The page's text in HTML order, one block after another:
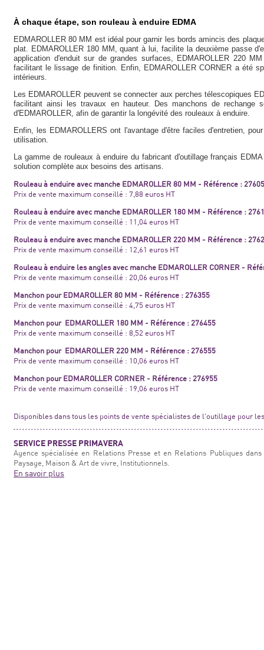
À chaque étape, son rouleau à enduire EDMA
EDMAROLLER 80 MM est idéal pour garnir les bords amincis des
plat. EDMAROLLER 180 MM, quant à lui, facilite la deuxième passe
application d'enduit sur de grandes surfaces, EDMAROLLER 220
facilitant le lissage de finition. Enfin, EDMAROLLER CORNER a été
intérieurs.
Les EDMAROLLER peuvent se connecter aux perches télescopiques
facilitant ainsi les travaux en hauteur. Des manchons de rechange
d'EDMAROLLER, afin de garantir la longévité des rouleaux à enduire.
Enfin, les EDMAROLLERS ont l'avantage d'être faciles d'entretien,
utilisation.
La gamme de rouleaux à enduire du fabricant d'outillage français
solution complète aux besoins des artisans.
Rouleau à enduire avec manche EDMAROLLER 80 MM - Référence :
Prix de vente maximum conseillé : 7,88 euros HT
Rouleau à enduire avec manche EDMAROLLER 180 MM - Référence :
Prix de vente maximum conseillé : 11,04 euros HT
Rouleau à enduire avec manche EDMAROLLER 220 MM - Référence :
Prix de vente maximum conseillé : 12,61 euros HT
Rouleau à enduire les angles avec manche EDMAROLLER CORNER -
Prix de vente maximum conseillé : 20,06 euros HT
Manchon pour EDMAROLLER 80 MM - Référence : 276355
Prix de vente maximum conseillé : 4,75 euros HT
Manchon pour EDMAROLLER 180 MM - Référence : 276455
Prix de vente maximum conseillé : 8,52 euros HT
Manchon pour EDMAROLLER 220 MM - Référence : 276555
Prix de vente maximum conseillé : 10,06 euros HT
Manchon pour EDMAROLLER CORNER - Référence : 276955
Prix de vente maximum conseillé : 19,06 euros HT
Disponibles dans tous les points de vente spécialistes de l'outillage pour
SERVICE PRESSE PRIMAVERA
Agence spécialisée en Relations Presse et en Relations Publiques
Paysage, Maison & Art de vivre, Institutionnels.
En savoir plus